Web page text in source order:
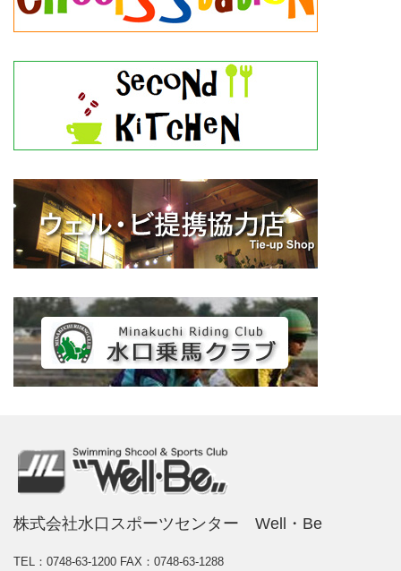
株式会社水口スポーツセンター Well・Be
TEL：0748-63-1200 FAX：0748-63-1288